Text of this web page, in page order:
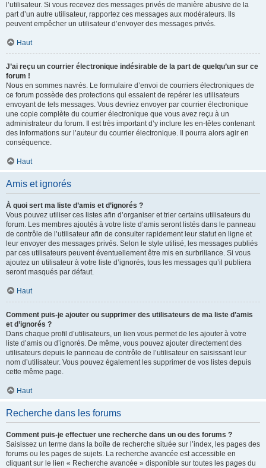
l’utilisateur. Si vous recevez des messages privés de manière abusive de la
part d’un autre utilisateur, rapportez ces messages aux modérateurs. Ils
peuvent empêcher un utilisateur d’envoyer des messages privés.
Haut
J’ai reçu un courrier électronique indésirable de la part de quelqu’un sur ce
forum !
Nous en sommes navrés. Le formulaire d’envoi de courriers électroniques de
ce forum possède des protections qui essaient de repérer les utilisateurs
envoyant de tels messages. Vous devriez envoyer par courrier électronique
une copie complète du courrier électronique que vous avez reçu à un
administrateur du forum. Il est très important d’y inclure les en-têtes contenant
des informations sur l’auteur du courrier électronique. Il pourra alors agir en
conséquence.
Haut
Amis et ignorés
À quoi sert ma liste d’amis et d’ignorés ?
Vous pouvez utiliser ces listes afin d’organiser et trier certains utilisateurs du
forum. Les membres ajoutés à votre liste d’amis seront listés dans le panneau
de contrôle de l’utilisateur afin de consulter rapidement leur statut en ligne et
leur envoyer des messages privés. Selon le style utilisé, les messages publiés
par ces utilisateurs peuvent éventuellement être mis en surbrillance. Si vous
ajoutez un utilisateur à votre liste d’ignorés, tous les messages qu’il publiera
seront masqués par défaut.
Haut
Comment puis-je ajouter ou supprimer des utilisateurs de ma liste d’amis
et d’ignorés ?
Dans chaque profil d’utilisateurs, un lien vous permet de les ajouter à votre
liste d’amis ou d’ignorés. De même, vous pouvez ajouter directement des
utilisateurs depuis le panneau de contrôle de l’utilisateur en saisissant leur
nom d’utilisateur. Vous pouvez également les supprimer de vos listes depuis
cette même page.
Haut
Recherche dans les forums
Comment puis-je effectuer une recherche dans un ou des forums ?
Saisissez un terme dans la boîte de recherche située sur l’index, les pages des
forums ou les pages de sujets. La recherche avancée est accessible en
cliquant sur le lien « Recherche avancée » disponible sur toutes les pages du